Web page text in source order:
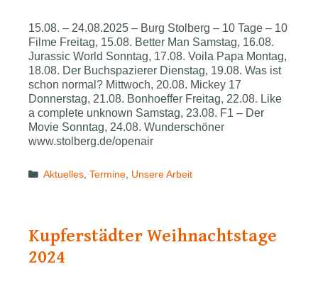
15.08. – 24.08.2025 – Burg Stolberg – 10 Tage – 10
Filme Freitag, 15.08. Better Man Samstag, 16.08.
Jurassic World Sonntag, 17.08. Voila Papa Montag,
18.08. Der Buchspazierer Dienstag, 19.08. Was ist
schon normal? Mittwoch, 20.08. Mickey 17
Donnerstag, 21.08. Bonhoeffer Freitag, 22.08. Like
a complete unknown Samstag, 23.08. F1 – Der
Movie Sonntag, 24.08. Wunderschöner
www.stolberg.de/openair
Categories
Aktuelles,Termine, Unsere Arbeit
Kupferstädter Weihnachtstage
2024